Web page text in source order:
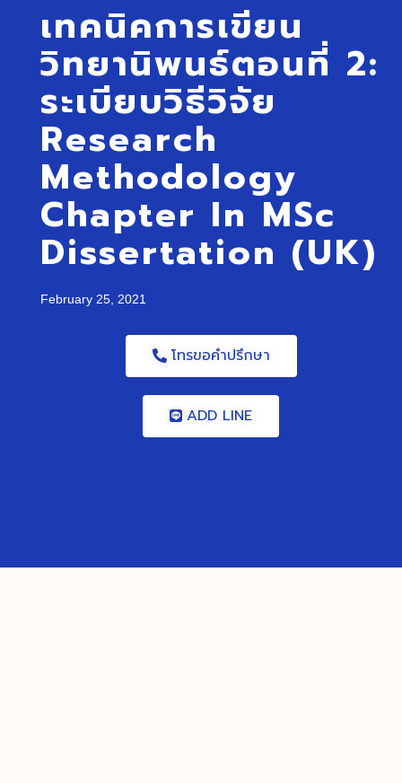
เทคนิคการเขียน
วิทยานิพนธ์ตอนที่ 2:
ระเบียบวิธีวิจัย
Research
Methodology
Chapter In MSc
Dissertation (UK)
February 25, 2021
โทรขอคำปรึกษา
ADD LINE